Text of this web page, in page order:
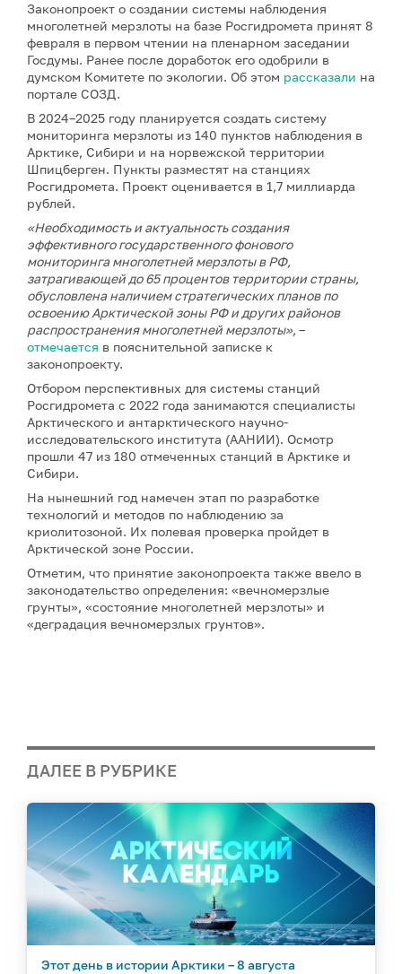
Законопроект о создании системы наблюдения
многолетней мерзлоты на базе Росгидромета принят 8
февраля в первом чтении на пленарном заседании
Госдумы. Ранее после доработок его одобрили в
думском Комитете по экологии. Об этом рассказали на
портале СОЗД.
В 2024–2025 году планируется создать систему
мониторинга мерзлоты из 140 пунктов наблюдения в
Арктике, Сибири и на норвежской территории
Шпицберген. Пункты разместят на станциях
Росгидромета. Проект оценивается в 1,7 миллиарда
рублей.
«Необходимость и актуальность создания
эффективного государственного фонового
мониторинга многолетней мерзлоты в РФ,
затрагивающей до 65 процентов территории страны,
обусловлена наличием стратегических планов по
освоению Арктической зоны РФ и других районов
распространения многолетней мерзлоты», –
отмечается в пояснительной записке к
законопроекту.
Отбором перспективных для системы станций
Росгидромета с 2022 года занимаются специалисты
Арктического и антарктического научно-
исследовательского института (ААНИИ). Осмотр
прошли 47 из 180 отмеченных станций в Арктике и
Сибири.
На нынешний год намечен этап по разработке
технологий и методов по наблюдению за
криолитозоной. Их полевая проверка пройдет в
Арктической зоне России.
Отметим, что принятие законопроекта также ввело в
законодательство определения: «вечномерзлые
грунты», «состояние многолетней мерзлоты» и
«деградация вечномерзлых грунтов».
ДАЛЕЕ В РУБРИКЕ
Этот день в истории Арктики – 8 августа